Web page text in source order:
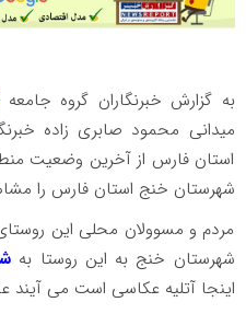
به گزارش خبرنگاران گروه جامعه
میدانی محمود صابری زاده
استان فارس از آخرین وضعیت
شهرستان خنج استان فارس را
مردم و مسوولان محلی این
شهرستان خنج به این روستا به
اینجا آتلیه عکاسی است می